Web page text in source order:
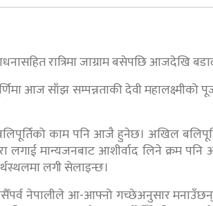
रात्रिमा जाग्राम बसेपछि आजदेखि
आज साँझ सम्पन्नताकी देवी महालक्ष्मीको
बलिपूर्तिको काम पनि आजै हुनेछ। अखिल
लगाई मान्यजनबाट आशीर्वाद लिने क्रम
लगी सेलाइन्छ।
नेपालीले आ-आफ्नो गच्छेअनुसार